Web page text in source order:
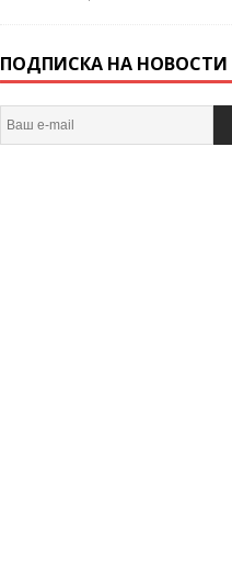
ПОДПИСКА НА НОВОСТИ